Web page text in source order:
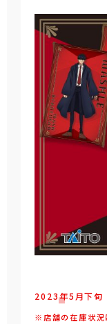
2023年5 月下旬
※店舗の在庫状況